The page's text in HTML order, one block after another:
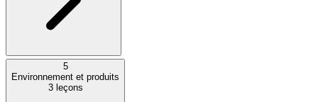
5
Environnement et produits
3leçons